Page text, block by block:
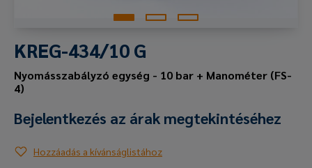
KREG-434/10 G
Nyomásszabályzó egység - 10 bar + Manométer (FS-
4)
Bejelentkezés az árak megtekintéséhez
Hozzáadás a kívánságlistához